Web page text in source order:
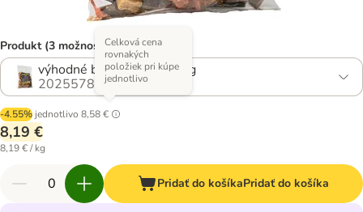
Produkt (3 možností)
výhodné balenie: 2 x 500 g
2025578.0
-4.55% jednotlivo 8,58 €
Celková cena
rovnakých
položiek pri kúpe
jednotlivo
8,19 €
8,19 € / kg
Pridať do košíkaPridať do košíka